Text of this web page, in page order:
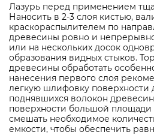
Лазурь перед применением
Наносить в 2-3 слоя кистью,
краскораспылителем по
древесины ровно и
или на нескольких досок
образования видных стыков.
древесины обработать
нанесения первого слоя
легкую шлифовку поверхности
поднявшихся волокон
поверхности большой площади
смешать необходимое
емкости, чтобы обеспечить